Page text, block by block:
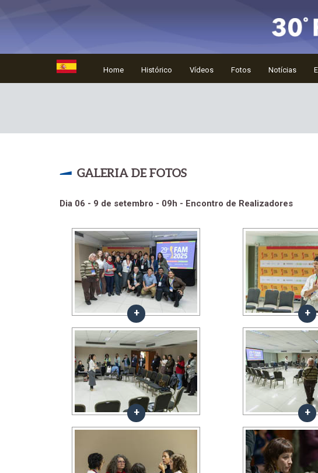
Home Histórico Vídeos Fotos Notícias
GALERIA DE FOTOS
Dia 06 - 9 de setembro - 09h - Encontro de Realizadores